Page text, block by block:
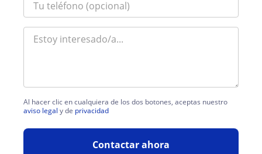
Al hacer clic en cualquiera de los dos botones, aceptas nuestro
aviso legal y de privacidad
Contactar ahora